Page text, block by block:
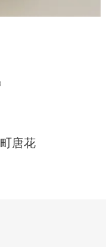
唐花